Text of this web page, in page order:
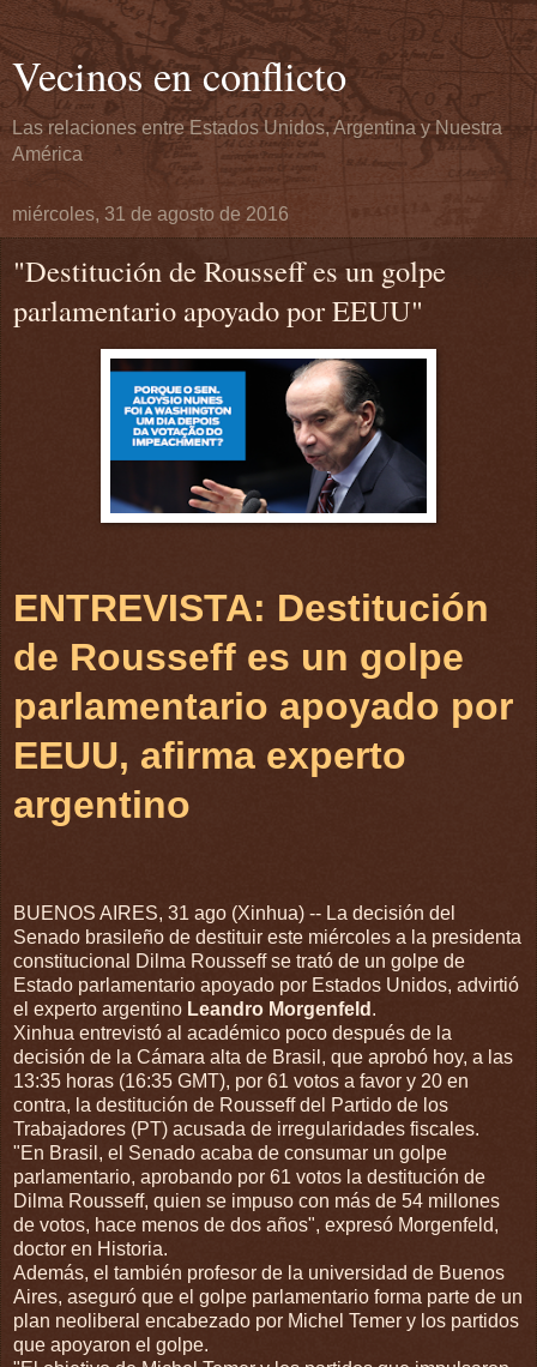
Vecinos en conflicto
Las relaciones entre Estados Unidos, Argentina y Nuestra
América
miércoles, 31 de agosto de 2016
"Destitución de Rousseff es un golpe
parlamentario apoyado por EEUU"
ENTREVISTA: Destitución
de Rousseff es un golpe
parlamentario apoyado por
EEUU, afirma experto
argentino
BUENOS AIRES, 31 ago (Xinhua) -- La decisión del
Senado brasileño de destituir este miércoles a la presidenta
constitucional Dilma Rousseff se trató de un golpe de
Estado parlamentario apoyado por Estados Unidos, advirtió
el experto argentino Leandro Morgenfeld .
Xinhua entrevistó al académico poco después de la
decisión de la Cámara alta de Brasil, que aprobó hoy, a las
13:35 horas (16:35 GMT), por 61 votos a favor y 20 en
contra, la destitución de Rousseff del Partido de los
Trabajadores (PT) acusada de irregularidades fiscales.
"En Brasil, el Senado acaba de consumar un golpe
parlamentario, aprobando por 61 votos la destitución de
Dilma Rousseff, quien se impuso con más de 54 millones
de votos, hace menos de dos años", expresó Morgenfeld,
doctor en Historia.
Además, el también profesor de la universidad de Buenos
Aires, aseguró que el golpe parlamentario forma parte de un
plan neoliberal encabezado por Michel Temer y los partidos
que apoyaron el golpe.